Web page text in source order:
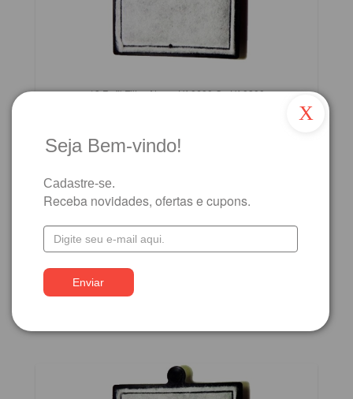
12 Refil Filtro Atman Hf-0600 Ou Hf-0800
R$ 126,00
3 X R$ 46,67
X
Seja Bem-vindo!
Cadastre-se.
Receba novidades, ofertas e cupons.